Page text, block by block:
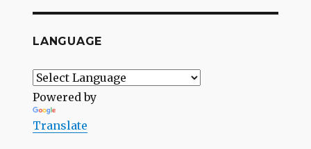
LANGUAGE
Powered by
Translate